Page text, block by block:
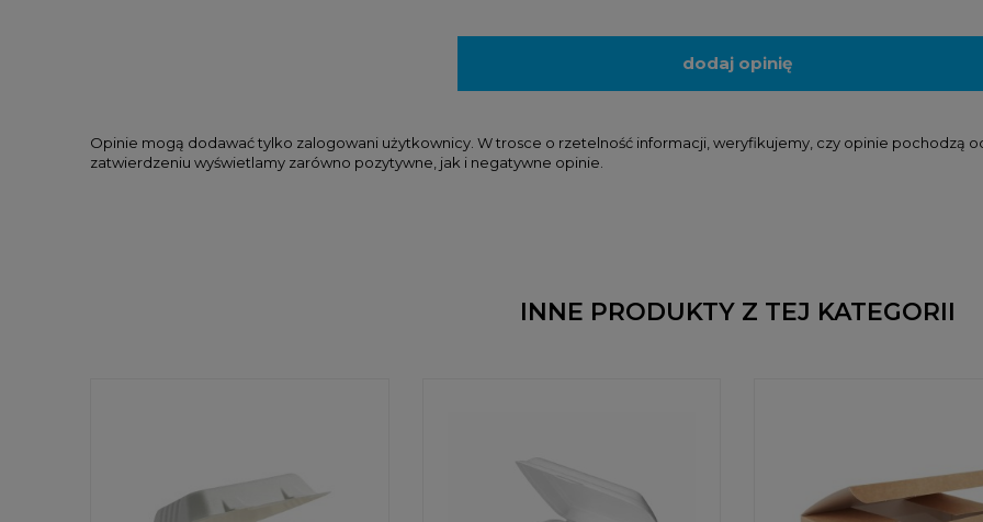
dodaj opinię
Opinie mogą dodawać tylko zalogowani użytkownicy. W trosce o rzetelność informacji, weryfikujemy, czy opinie pochodzą
zatwierdzeniu wyświetlamy zarówno pozytywne, jak i negatywne opinie.
INNE PRODUKTY Z TEJ KATEGORII